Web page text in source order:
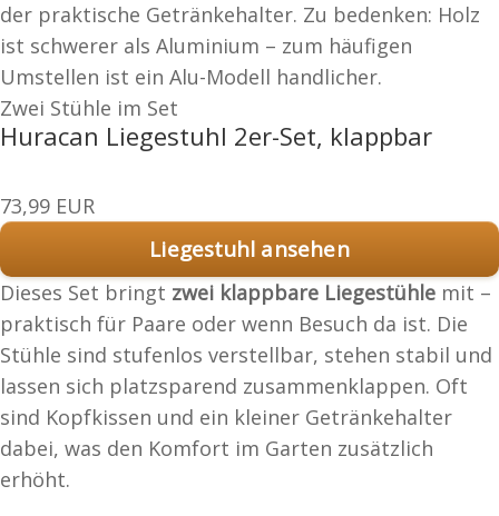
der praktische Getränkehalter. Zu bedenken: Holz
ist schwerer als Aluminium – zum häufigen
Umstellen ist ein Alu-Modell handlicher.
Zwei Stühle im Set
Huracan Liegestuhl 2er-Set, klappbar
73,99 EUR
Liegestuhl ansehen
Dieses Set bringt zwei klappbare Liegestühle mit –
praktisch für Paare oder wenn Besuch da ist. Die
Stühle sind stufenlos verstellbar, stehen stabil und
lassen sich platzsparend zusammenklappen. Oft
sind Kopfkissen und ein kleiner Getränkehalter
dabei, was den Komfort im Garten zusätzlich
erhöht.